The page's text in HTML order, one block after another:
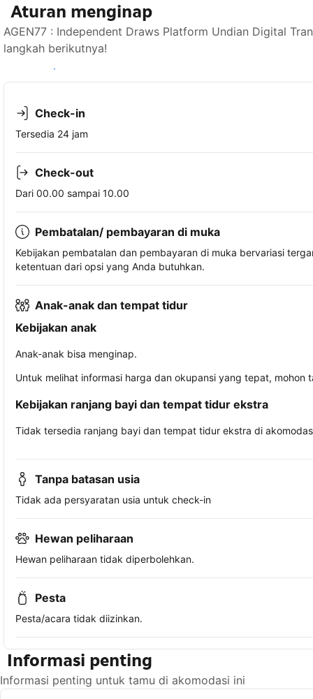
Aturan menginap
AGEN77 : Independent Draws Platform Undian Digital
langkah berikutnya!
Lihat ketersediaan
Check-in
Tersedia 24 jam
Check-out
Dari 00.00 sampai 10.00
Pembatalan/ pembayaran di muka
Kebijakan pembatalan dan pembayaran di muka bervariasi
ketentuan dari opsi yang Anda butuhkan.
Anak-anak dan tempat tidur
Kebijakan anak
Anak-anak bisa menginap.
Untuk melihat informasi harga dan okupansi yang tepat,
Kebijakan ranjang bayi dan tempat tidur ekstra
Tidak tersedia ranjang bayi dan tempat tidur ekstra di
Tanpa batasan usia
Tidak ada persyaratan usia untuk check-in
Hewan peliharaan
Hewan peliharaan tidak diperbolehkan.
Pesta
Pesta/acara tidak diizinkan.
Informasi penting
Informasi penting untuk tamu di akomodasi ini